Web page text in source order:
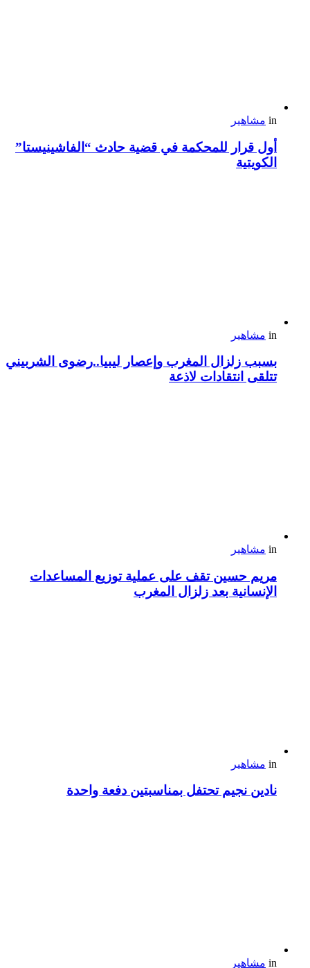
in مشاهير
أول قرار للمحكمة في قضية حادث “الفاشينيستا”
الكويتية
in مشاهير
بسبب زلزال المغرب وإعصار ليبيا..رضوى الشربيني
تتلقى انتقادات لاذعة
in مشاهير
مريم حسين تقف على عملية توزيع المساعدات
الإنسانية بعد زلزال المغرب
in مشاهير
نادين نجيم تحتفل بمناسبتين دفعة واحدة
in مشاهير